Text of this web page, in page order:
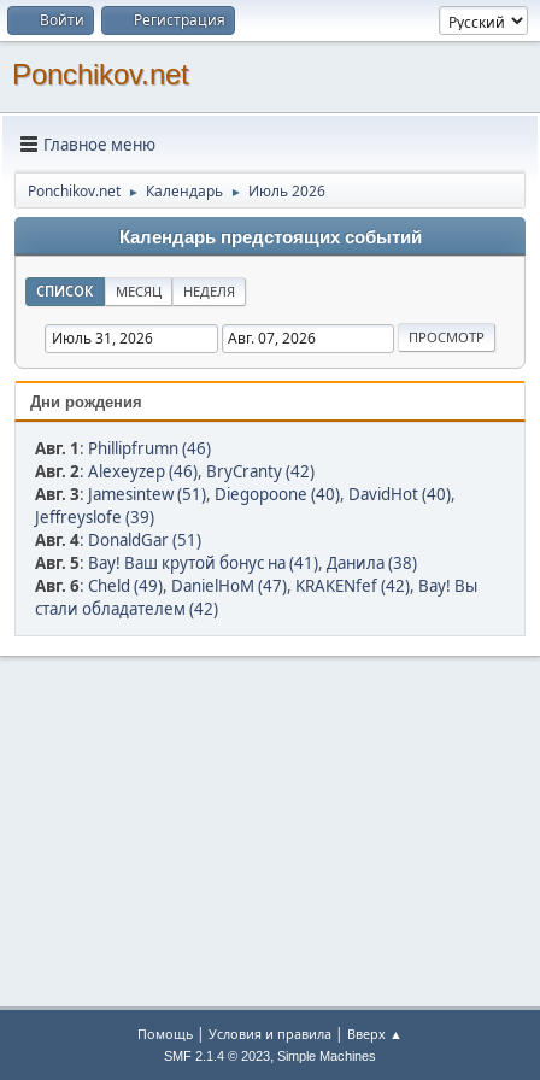
Войти Регистрация
Ponchikov.net
Главное меню
Ponchikov.net ► Календарь ► Июль 2026
Календарь предстоящих событий
СПИСОК МЕСЯЦ НЕДЕЛЯ
Дни рождения
Авг. 1: Phillipfrumn (46)
Авг. 2: Alexeyzep (46), BryCranty (42)
Авг. 3: Jamesintew (51), Diegopoone (40), DavidHot (40),
Jeffreyslofe (39)
Авг. 4: DonaldGar (51)
Авг. 5: Вау! Ваш крутой бонус на (41), Данила (38)
Авг. 6: Cheld (49), DanielHoM (47), KRAKENfef (42), Вау! Вы
стали обладателем (42)
Помощь | Условия и правила | Вверх ▲
SMF 2.1.4 © 2023, Simple Machines